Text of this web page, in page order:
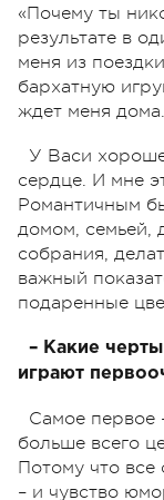
«Почему ты
результате в
меня из
бархатную
ждет меня дома.
У Васи
сердце. И мне
Романтичным
домом, семьей,
собрания,
важный
подаренные
– Какие
играют
Самое первое
больше всего
Потому что все
– и чувство